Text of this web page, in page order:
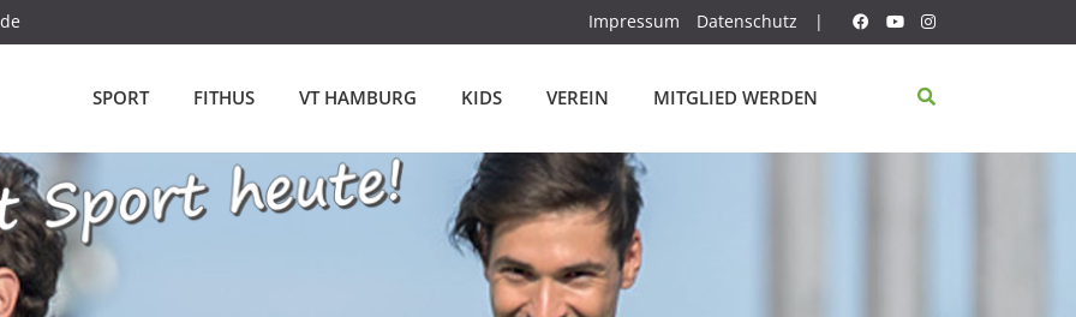
Impressum Datenschutz |
SPORT FITHUS VT HAMBURG KIDS VEREIN MITGLIED WERDEN